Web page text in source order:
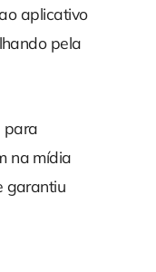
aplicativo
pela
para
na mídia
garantiu